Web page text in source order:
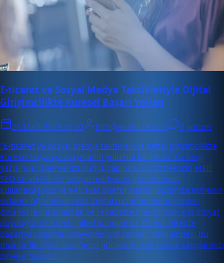
E-ticaret ve Sosyal Medya Taktikleriyle Dijital
Girişimcilikte Küresel Başarı Yolları
26 Mart 2025 10:30 info@enabase.com
0 yorum
"E-ticaret ve sosyal medya taktikleriyle dijital girişimcilikte
küresel başarıya ulaşmanın yollarını keşfedin! Bu blog
yazısında, işletmenizi dünya çapında büyütmek için etkili
SEO stratejilerini, sosyal medyanın gücünü nasıl
kullanacağınızı ve e-ticaret platformlarını optimize etmenin
sırlarını öğreneceksiniz. Dijital pazarlama dünyasının
dinamiklerini anlamak ve rekabette öne çıkmak için ihtiyaç
duyduğunuz tüm bilgileri sunuyoruz. Global ölçekte
başarıya ulaşmak isteyenler için rehber niteliğindeki bu
makale ile dijital varlığınızı güçlendirin ve online satışlarınızı
zirveye taşıyın."